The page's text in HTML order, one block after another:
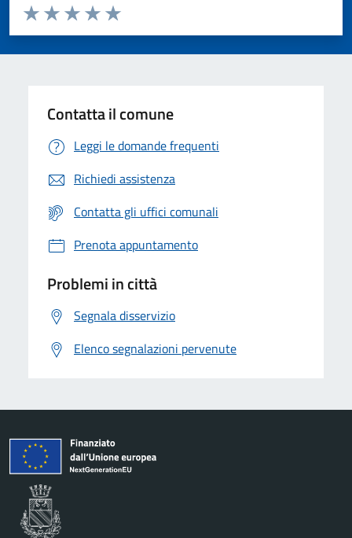
Valuta da 1 a 5 stelle la pagina
Valuta 5 stelle su 5
Valuta 4 stelle su 5
Valuta 3 stelle su 5
Valuta 2 stelle su 5
Valuta 1 stelle su 5
Contatta il comune
Leggi le domande frequenti
Richiedi assistenza
Contatta gli uffici comunali
Prenota appuntamento
Problemi in città
Segnala disservizio
Elenco segnalazioni pervenute